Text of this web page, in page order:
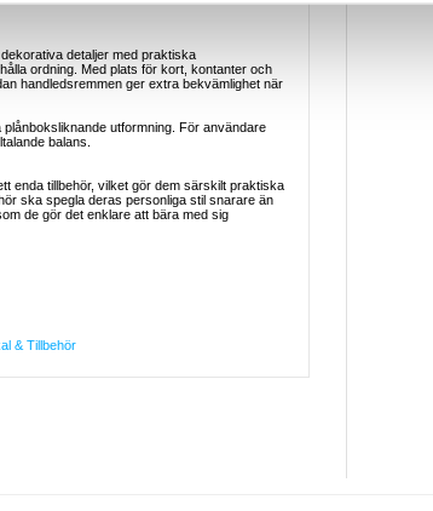
detaljer med praktiska
ordning. Med plats för kort, kontanter och
handledsremmen ger extra bekvämlighet när
utformning. För användare
balans.
enda tillbehör, vilket gör dem särskilt praktiska
ska spegla deras personliga stil snarare än
de gör det enklare att bära med sig
& Tillbehör